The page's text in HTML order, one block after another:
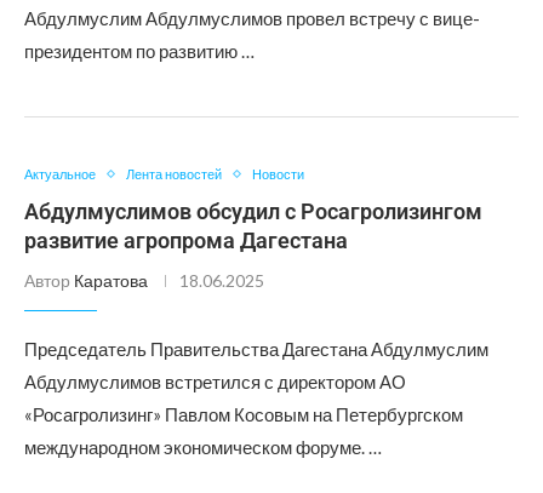
Абдулмуслим Абдулмуслимов провел встречу с вице-
президентом по развитию …
Актуальное Лента новостей Новости
Абдулмуслимов обсудил с Росагролизингом
развитие агропрома Дагестана
Автор Каратова 18.06.2025
Председатель Правительства Дагестана Абдулмуслим
Абдулмуслимов встретился с директором АО
«Росагролизинг» Павлом Косовым на Петербургском
международном экономическом форуме. …